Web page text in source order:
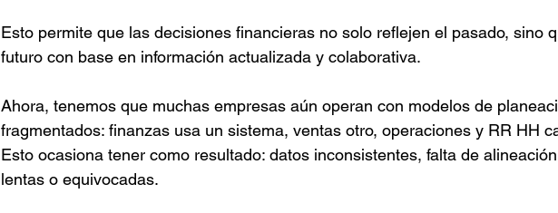
Esto permite que las decisiones financieras no solo reflejen el pasado, sino
futuro con base en información actualizada y colaborativa.
Ahora, tenemos que muchas empresas aún operan con modelos de
fragmentados: finanzas usa un sistema, ventas otro, operaciones y RR HH
Esto ocasiona tener como resultado: datos inconsistentes, falta de
lentas o equivocadas.